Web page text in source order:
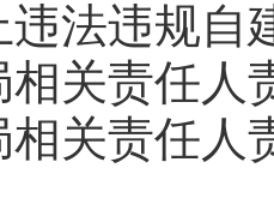
违法违规自
相关责任人
相关责任人